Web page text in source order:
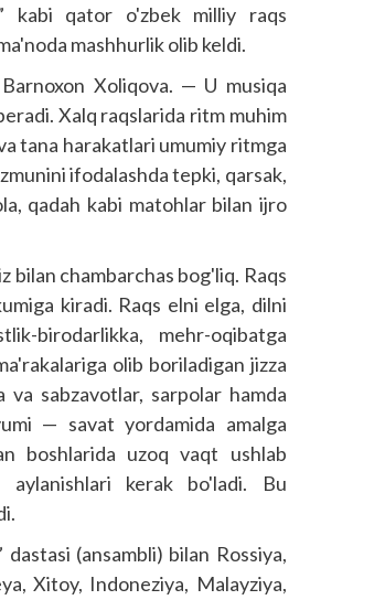
kabi qator o'zbek milliy raqs
mashhurlik olib keldi.
Xoliqova. — U musiqa
Xalq raqslarida ritm muhim
tana harakatlari umumiy ritmga
ifodalashda tepki, qarsak,
qadah kabi matohlar bilan ijro
bilan chambarchas bog'liq. Raqs
kiradi. Raqs elni elga, dilni
birodarlikka, mehr-oqibatga
olib boriladigan jizza
va sabzavotlar, sarpolar hamda
— savat yordamida amalga
boshlarida uzoq vaqt ushlab
kerak bo'ladi. Bu
(ansambli) bilan Rossiya,
Xitoy, Indoneziya, Malayziya,